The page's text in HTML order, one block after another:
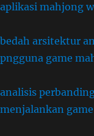
aplikasi mahjong
bedah arsitektur
pngguna game
analisis
menjalankan